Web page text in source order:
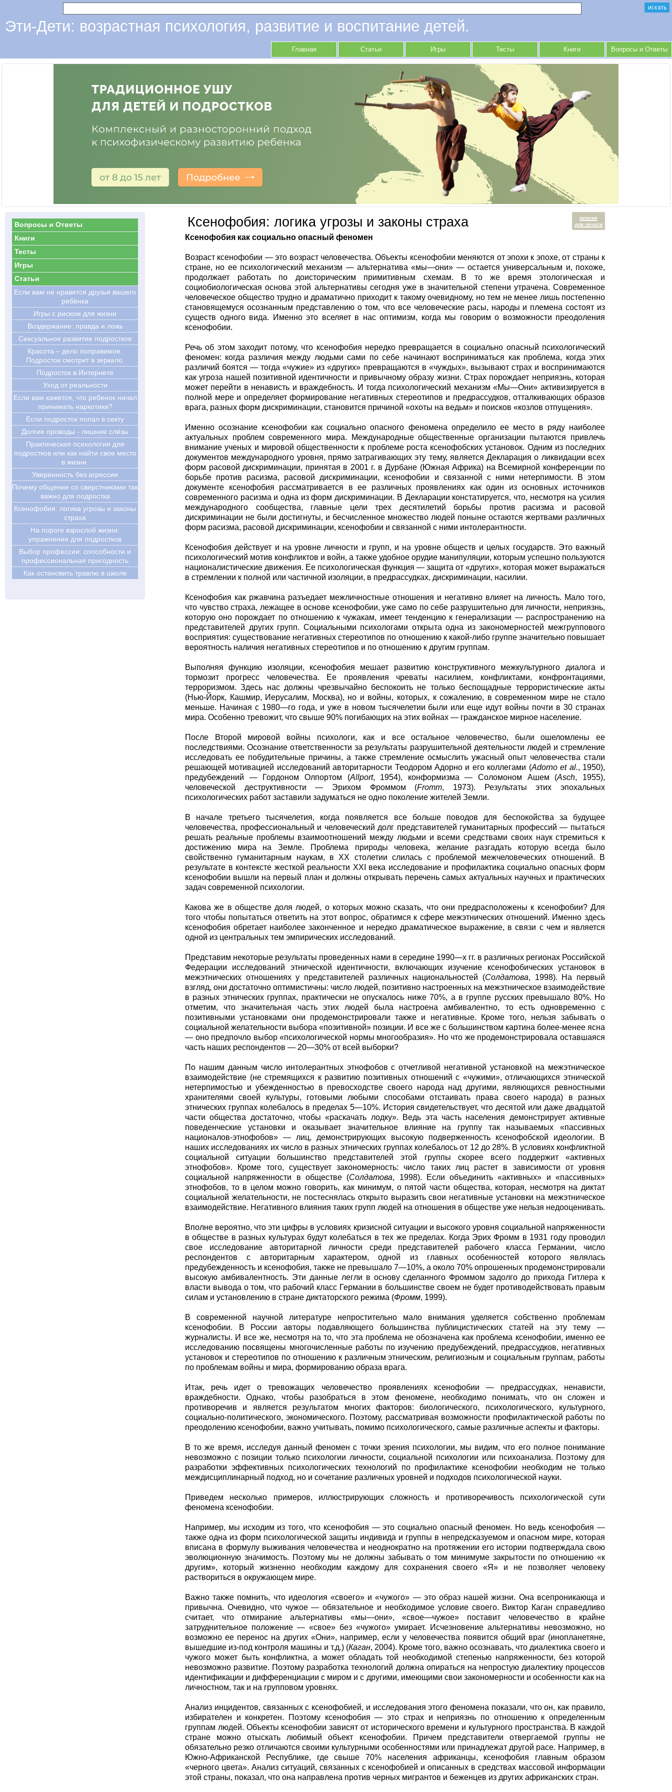
Эти-Дети: возрастная психология, развитие и воспитание детей.
Главная Статьи Игры Тесты Книги Вопросы и Ответы
версия
для печати
Ксенофобия: логика угрозы и законы страха
Ксенофобия как социально опасный феномен
Возраст ксенофобии — это возраст человечества. Объекты ксенофобии меняются от эпохи к эпохе, от страны к
стране, но ее психологический механизм — альтернатива «мы—они» — остается универсальным и, похоже,
продолжает работать по доисторическим примитивным схемам. В то же время этологическая и
социобиологическая основа этой альтернативы сегодня уже в значительной степени утрачена. Современное
человеческое общество трудно и драматично приходит к такому очевидному, но тем не менее лишь постепенно
становящемуся осознанным представлению о том, что все человеческие расы, народы и племена состоят из
существ одного вида. Именно это вселяет в нас оптимизм, когда мы говорим о возможности преодоления
ксенофобии.
Речь об этом заходит потому, что ксенофобия нередко превращается в социально опасный психологический
феномен: когда различия между людьми сами по себе начинают восприниматься как проблема, когда этих
различий боятся — тогда «чужие» из «других» превращаются в «чуждых», вызывают страх и воспринимаются
как угроза нашей позитивной идентичности и привычному образу жизни. Страх порождает неприязнь, которая
может перейти в ненависть и враждебность. И тогда психологический механизм «Мы—Они» активизируется в
полной мере и определяет формирование негативных стереотипов и предрассудков, отталкивающих образов
врага, разных форм дискриминации, становится причиной «охоты на ведьм» и поисков «козлов отпущения».
Именно осознание ксенофобии как социально опасного феномена определило ее место в ряду наиболее
актуальных проблем современного мира. Международные общественные организации пытаются привлечь
внимание ученых и мировой общественности к проблеме роста ксенофобских установок. Одним из последних
документов международного уровня, прямо затрагивающих эту тему, является Декларация о ликвидации всех
форм расовой дискриминации, принятая в 2001 г. в Дурбане (Южная Африка) на Всемирной конференции по
борьбе против расизма, расовой дискриминации, ксенофобии и связанной с ними нетерпимости. В этом
документе ксенофобия рассматривается в ее различных проявлениях как один из основных источников
современного расизма и одна из форм дискриминации. В Декларации констатируется, что, несмотря на усилия
международного сообщества, главные цели трех десятилетий борьбы против расизма и расовой
дискриминации не были достигнуты, и бесчисленное множество людей поныне остаются жертвами различных
форм расизма, расовой дискриминации, ксенофобии и связанной с ними интолерантности.
Ксенофобия действует и на уровне личности и групп, и на уровне обществ и целых государств. Это важный
психологический мотив конфликтов и войн, а также удобное орудие манипуляции, которым успешно пользуются
националистические движения. Ее психологическая функция — защита от «других», которая может выражаться
в стремлении к полной или частичной изоляции, в предрассудках, дискриминации, насилии.
Ксенофобия как ржавчина разъедает межличностные отношения и негативно влияет на личность. Мало того,
что чувство страха, лежащее в основе ксенофобии, уже само по себе разрушительно для личности, неприязнь,
которую оно порождает по отношению к чужакам, имеет тенденцию к генерализации — распространению на
представителей других групп. Социальными психологами открыта одна из закономерностей межгруппового
восприятия: существование негативных стереотипов по отношению к какой-либо группе значительно повышает
вероятность наличия негативных стереотипов и по отношению к другим группам.
Выполняя функцию изоляции, ксенофобия мешает развитию конструктивного межкультурного диалога и
тормозит прогресс человечества. Ее проявления чреваты насилием, конфликтами, конфронтациями,
терроризмом. Здесь нас должны чрезвычайно беспокоить не только беспощадные террористические акты
(Нью-Йорк, Кашмир, Иерусалим, Москва), но и войны, которых, к сожалению, в современном мире не стало
меньше. Начиная с 1980—го года, и уже в новом тысячелетии были или еще идут войны почти в 30 странах
мира. Особенно тревожит, что свыше 90% погибающих на этих войнах — гражданское мирное население.
После Второй мировой войны психологи, как и все остальное человечество, были ошеломлены ее
последствиями. Осознание ответственности за результаты разрушительной деятельности людей и стремление
исследовать ее побудительные причины, а также стремление осмыслить ужасный опыт человечества стали
решающей мотивацией исследований авторитарности Теодором Адорно и его коллегами (Adorno et al., 1950),
предубеждений — Гордоном Олпортом (Allport, 1954), конформизма — Соломоном Ашем (Asch, 1955),
человеческой деструктивности — Эрихом Фроммом (Fromm, 1973). Результаты этих эпохальных
психологических работ заставили задуматься не одно поколение жителей Земли.
В начале третьего тысячелетия, когда появляется все больше поводов для беспокойства за будущее
человечества, профессиональный и человеческий долг представителей гуманитарных профессий — пытаться
решать реальные проблемы взаимоотношений между людьми и всеми средствами своих наук стремиться к
достижению мира на Земле. Проблема природы человека, желание разгадать которую всегда было
свойственно гуманитарным наукам, в XX столетии слилась с проблемой межчеловеческих отношений. В
результате в контексте жесткой реальности XXI века исследование и профилактика социально опасных форм
ксенофобии вышли на первый план и должны открывать перечень самых актуальных научных и практических
задач современной психологии.
Какова же в обществе доля людей, о которых можно сказать, что они предрасположены к ксенофобии? Для
того чтобы попытаться ответить на этот вопрос, обратимся к сфере межэтнических отношений. Именно здесь
ксенофобия обретает наиболее законченное и нередко драматическое выражение, в связи с чем и является
одной из центральных тем эмпирических исследований.
Представим некоторые результаты проведенных нами в середине 1990—х гг. в различных регионах Российской
Федерации исследований этнической идентичности, включающих изучение ксенофобических установок в
межэтнических отношениях у представителей различных национальностей (Солдатова, 1998). На первый
взгляд, они достаточно оптимистичны: число людей, позитивно настроенных на межэтническое взаимодействие
в разных этнических группах, практически не опускалось ниже 70%, а в группе русских превышало 80%. Но
отметим, что значительная часть этих людей была настроена амбивалентно, то есть одновременно с
позитивными установками они продемонстрировали также и негативные. Кроме того, нельзя забывать о
социальной желательности выбора «позитивной» позиции. И все же с большинством картина более-менее ясна
— оно предпочло выбор «психологической нормы многообразия». Но что же продемонстрировала оставшаяся
часть наших респондентов — 20—30% от всей выборки?
По нашим данным число интолерантных этнофобов с отчетливой негативной установкой на межэтническое
взаимодействие (не стремящихся к развитию позитивных отношений с «чужими», отличающихся этнической
нетерпимостью и убежденностью в превосходстве своего народа над другими, являющихся ревностными
хранителями своей культуры, готовыми любыми способами отстаивать права своего народа) в разных
этнических группах колебалось в пределах 5—10%. История свидетельствует, что десятой или даже двадцатой
части общества достаточно, чтобы «раскачать лодку». Ведь эта часть населения демонстрирует активные
поведенческие установки и оказывает значительное влияние на группу так называемых «пассивных
националов-этнофобов» — лиц, демонстрирующих высокую подверженность ксенофобской идеологии. В
наших исследованиях их число в разных этнических группах колебалось от 12 до 28%. В условиях конфликтной
социальной ситуации большинство представителей этой группы скорее всего поддержит «активных
этнофобов». Кроме того, существует закономерность: число таких лиц растет в зависимости от уровня
социальной напряженности в обществе (Солдатова, 1998). Если объединить «активных» и «пассивных»
этнофобов, то в целом можно говорить, как минимум, о пятой части общества, которая, несмотря на диктат
социальной желательности, не постеснялась открыто выразить свои негативные установки на межэтническое
взаимодействие. Негативного влияния таких групп людей на отношения в обществе уже нельзя недооценивать.
Вполне вероятно, что эти цифры в условиях кризисной ситуации и высокого уровня социальной напряженности
в обществе в разных культурах будут колебаться в тех же пределах. Когда Эрих Фромм в 1931 году проводил
свое исследование авторитарной личности среди представителей рабочего класса Германии, число
респондентов с авторитарным характером, одной из главных особенностей которого являлась
предубежденность и ксенофобия, также не превышало 7—10%, а около 70% опрошенных продемонстрировали
высокую амбивалентность. Эти данные легли в основу сделанного Фроммом задолго до прихода Гитлера к
власти вывода о том, что рабочий класс Германии в большинстве своем не будет противодействовать правым
силам и установлению в стране диктаторского режима (Фромм, 1999).
В современной научной литературе непростительно мало внимания уделяется собственно проблемам
ксенофобии. В России авторы подавляющего большинства публицистических статей на эту тему —
журналисты. И все же, несмотря на то, что эта проблема не обозначена как проблема ксенофобии, именно ее
исследованию посвящены многочисленные работы по изучению предубеждений, предрассудков, негативных
установок и стереотипов по отношению к различным этническим, религиозным и социальным группам, работы
по проблемам войны и мира, формированию образа врага.
Итак, речь идет о тревожащих человечество проявлениях ксенофобии — предрассудках, ненависти,
враждебности. Однако, чтобы разобраться в этом феномене, необходимо понимать, что он сложен и
противоречив и является результатом многих факторов: биологического, психологического, культурного,
социально-политического, экономического. Поэтому, рассматривая возможности профилактической работы по
преодолению ксенофобии, важно учитывать, помимо психологического, самые различные аспекты и факторы.
В то же время, исследуя данный феномен с точки зрения психологии, мы видим, что его полное понимание
невозможно с позиции только психологии личности, социальной психологии или психоанализа. Поэтому для
разработки эффективных психологических технологий по профилактике ксенофобии необходим не только
междисциплинарный подход, но и сочетание различных уровней и подходов психологической науки.
Приведем несколько примеров, иллюстрирующих сложность и противоречивость психологической сути
феномена ксенофобии.
Например, мы исходим из того, что ксенофобия — это социально опасный феномен. Но ведь ксенофобия —
также одна из форм психологической защиты индивида и группы в непредсказуемом и опасном мире, которая
вписана в формулу выживания человечества и неоднократно на протяжении его истории подтверждала свою
эволюционную значимость. Поэтому мы не должны забывать о том минимуме закрытости по отношению «к
другим», который жизненно необходим каждому для сохранения своего «Я» и не позволяет человеку
раствориться в окружающем мире.
Важно также помнить, что идеология «своего» и «чужого» — это образ нашей жизни. Она всепроникающа и
привычна. Очевидно, что чужое — обязательное и необходимое условие своего. Виктор Каган справедливо
считает, что отмирание альтернативы «мы—они», «свое—чужое» поставит человечество в крайне
затруднительное положение — «свое» без «чужого» умирает. Исчезновение альтернативы невозможно, но
возможно ее перенос на других «Они», например, если у человечества появится общий враг (инопланетяне,
вышедшие из-под контроля машины и т.д.) (Каган, 2004). Кроме того, важно осознавать, что диалектика своего и
чужого может быть конфликтна, а может обладать той необходимой степенью напряженности, без которой
невозможно развитие. Поэтому разработка технологий должна опираться на непростую диалектику процессов
идентификации и дифференциации с миром и с другими, имеющими свои закономерности и особенности как на
личностном, так и на групповом уровнях.
Анализ инцидентов, связанных с ксенофобией, и исследования этого феномена показали, что он, как правило,
избирателен и конкретен. Поэтому ксенофобия — это страх и неприязнь по отношению к определенным
группам людей. Объекты ксенофобии зависят от исторического времени и культурного пространства. В каждой
стране можно отыскать любимый объект ксенофобии. Причем представители отвергаемой группы не
обязательно резко отличаются своими культурными особенностями или принадлежат другой расе. Например, в
Южно-Африканской Республике, где свыше 70% населения африканцы, ксенофобия главным образом
«черного цвета». Анализ ситуаций, связанных с ксенофобией и описанных в средствах массовой информации
этой страны, показал, что она направлена против черных мигрантов и беженцев из других африканских стран.
Вопросы и Ответы
Книги
Тесты
Игры
Статьи
Если вам не нравятся друзья вашего
ребёнка
Игры с риском для жизни
Воздержание: правда и ложь
Сексуальное развитие подростков
Красота – дело поправимое.
Подросток смотрит в зеркало.
Подросток в Интернете
Уход от реальности
Если вам кажется, что ребенок начал
принимать наркотики?
Если подросток попал в секту
Долгие проводы - лишние слёзы
Практическая психология для
подростков или как найти свое место
в жизни.
Уверенность без агрессии
Почему общение со сверстниками так
важно для подростка
Ксенофобия: логика угрозы и законы
страха
На пороге взрослой жизни:
упражнения для подростков
Выбор профессии: способности и
профессиональная пригодность
Как остановить травлю в школе